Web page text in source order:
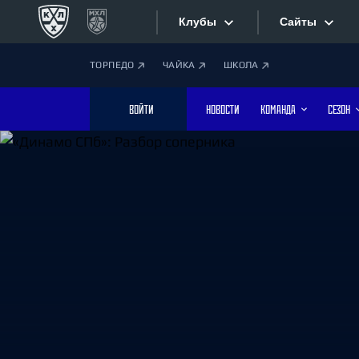
Клубы
Дивизион Боброва
Лада
Сайты
ТОРПЕДО ЧАЙКА ШКОЛА
ВОЙТИ НОВОСТИ КОМАНДА СЕЗОН